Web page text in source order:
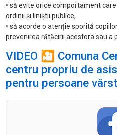
• să evite orice comportament
ordinii și liniștii publice;
• să acorde o atenție sporită
prevenirea rătăcirii acestora sau a
VIDEO 🎦 Comuna
centru propriu de
pentru persoane